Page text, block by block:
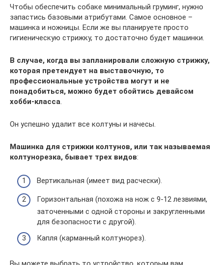
Чтобы обеспечить собаке минимальный груминг, нужно
запастись базовыми атрибутами. Самое основное –
машинка и ножницы. Если же вы планируете просто
гигиеническую стрижку, то достаточно будет машинки.
В случае, когда вы запланировали сложную стрижку,
которая претендует на выставочную, то
профессиональные устройства могут и не
понадобиться, можно будет обойтись девайсом
хобби-класса
Он успешно удалит все колтуны и начесы.
Машинка для стрижки колтунов, или так называемая
колтунорезка, бывает трех видов:
Вертикальная (имеет вид расчески).
Горизонтальная (похожа на нож с 9-12 лезвиями,
заточенными с одной стороны и закругленными
для безопасности с другой).
Капля (карманный колтунорез).